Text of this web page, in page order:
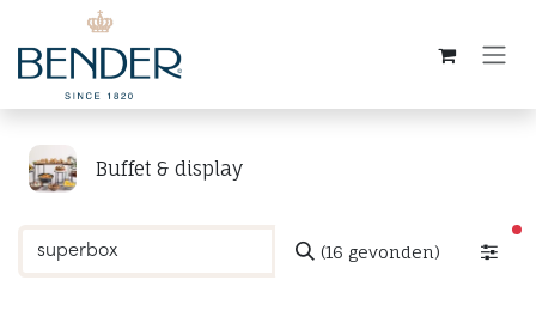
Overslaan naar inhoud
Buffet & display
(16 gevonden)